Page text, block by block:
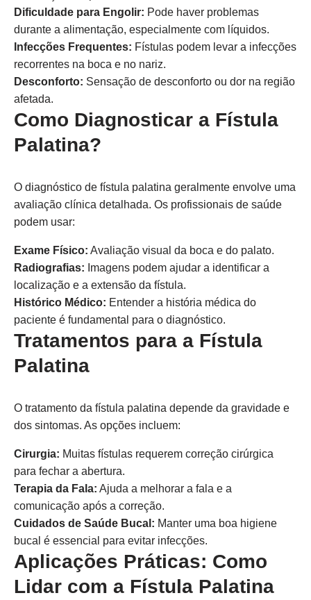
Dificuldade para Engolir: Pode haver problemas
durante a alimentação, especialmente com líquidos.
Infecções Frequentes: Fístulas podem levar a infecções
recorrentes na boca e no nariz.
Desconforto: Sensação de desconforto ou dor na região
afetada.
Como Diagnosticar a Fístula
Palatina?
O diagnóstico de fístula palatina geralmente envolve uma
avaliação clínica detalhada. Os profissionais de saúde
podem usar:
Exame Físico: Avaliação visual da boca e do palato.
Radiografias: Imagens podem ajudar a identificar a
localização e a extensão da fístula.
Histórico Médico: Entender a história médica do
paciente é fundamental para o diagnóstico.
Tratamentos para a Fístula
Palatina
O tratamento da fístula palatina depende da gravidade e
dos sintomas. As opções incluem:
Cirurgia: Muitas fístulas requerem correção cirúrgica
para fechar a abertura.
Terapia da Fala: Ajuda a melhorar a fala e a
comunicação após a correção.
Cuidados de Saúde Bucal: Manter uma boa higiene
bucal é essencial para evitar infecções.
Aplicações Práticas: Como
Lidar com a Fístula Palatina